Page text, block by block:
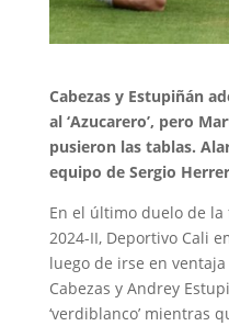
Cabezas y Estupiñán
al ‘Azucarero’, pero
pusieron las tablas.
equipo de Sergio
En el último duelo de la
2024-II, Deportivo Cali
luego de irse en
Cabezas y Andrey
‘verdiblanco’ mientras